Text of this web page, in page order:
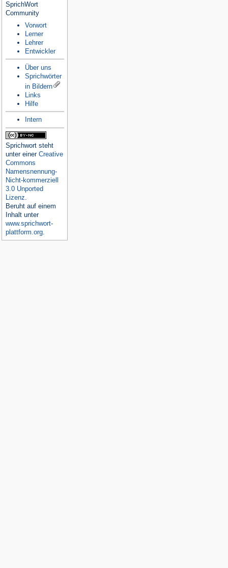
SprichWort
Community
Vorwort
Lerner
Lehrer
Entwickler
Über uns
Sprichwörter
in Bildern
Links
Hilfe
Intern
Sprichwortsteht
unter einer Creative
Commons
Namensnennung-
Nicht-kommerziell
3.0 Unported
Lizenz.
Beruht auf einem
Inhalt unter
www.sprichwort-
plattform.org.